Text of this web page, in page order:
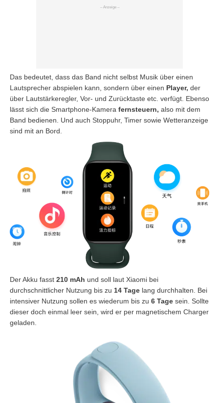
Das bedeutet, dass das Band nicht selbst Musik über einen
Lautsprecher abspielen kann, sondern über einen Player, der
über Lautstärkeregler, Vor- und Zurücktaste etc. verfügt. Ebenso
lässt sich die Smartphone-Kamera fernsteuern, also mit dem
Band bedienen. Und auch Stoppuhr, Timer sowie Wetteranzeige
sind mit an Bord.
Der Akku fasst 210 mAh und soll laut Xiaomi bei
durchschnittlicher Nutzung bis zu 14 Tage lang durchhalten. Bei
intensiver Nutzung sollen es wiederum bis zu 6 Tage sein. Sollte
dieser doch einmal leer sein, wird er per magnetischem Charger
geladen.